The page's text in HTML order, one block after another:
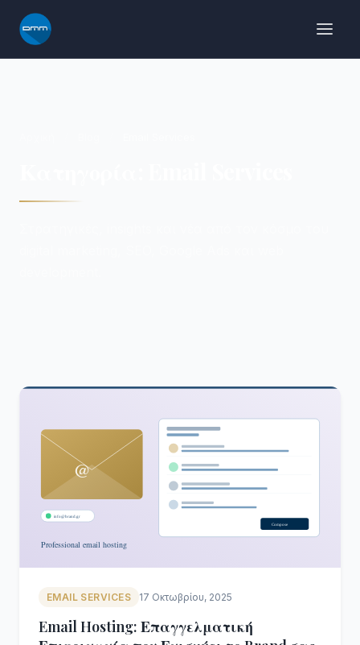
Μετάβαση
στο
περιεχόμενο
EMAIL SERVICES 17 Οκτωβρίου, 2025
Email Hosting: Επαγγελματική